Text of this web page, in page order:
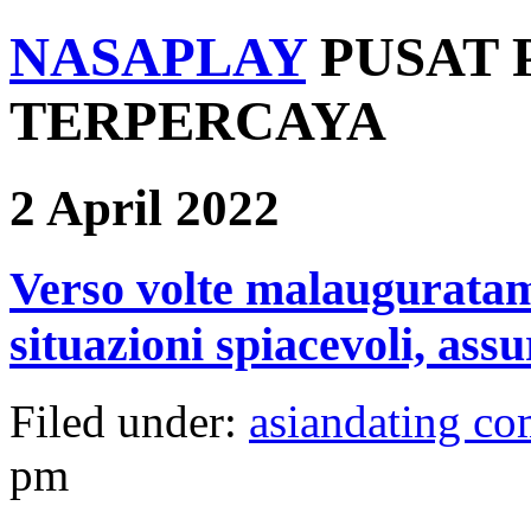
NASAPLAY PUSAT
TERPERCAYA
2 April 2022
Verso volte
situazioni spiacevoli,
Filed under: asiandating
pm